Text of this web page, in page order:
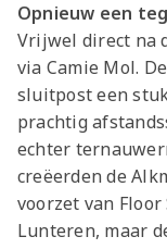
Opnieuw een
Vrijwel direct na
via Camie Mol.
sluitpost een
prachtig
echter
creëerden de
voorzet van
Lunteren, maar